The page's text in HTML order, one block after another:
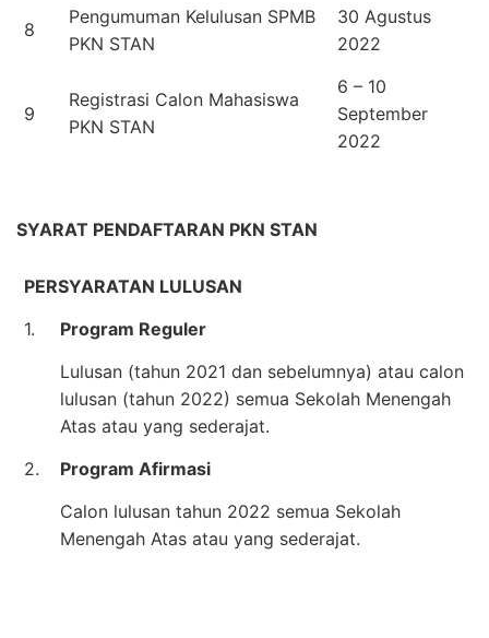
8
Pengumuman Kelulusan SPMB
PKN STAN
30 Agustus
2022
9
Registrasi Calon Mahasiswa
PKN STAN
6 – 10
September
2022
SYARAT PENDAFTARAN PKN STAN
PERSYARATAN LULUSAN
1.
Program Reguler
Lulusan (tahun 2021 dan sebelumnya) atau calon
lulusan (tahun 2022) semua Sekolah Menengah
Atas atau yang sederajat.
2.
Program Afirmasi
Calon lulusan tahun 2022 semua Sekolah
Menengah Atas atau yang sederajat.